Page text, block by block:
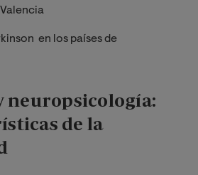
en los países de
neuropsicología:
de la